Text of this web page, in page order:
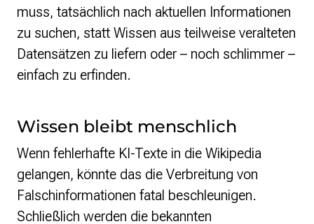
muss, tatsächlich nach aktuellen Informationen
zu suchen, statt Wissen aus teilweise veralteten
Datensätzen zu liefern oder – noch schlimmer –
einfach zu erfinden.
Wissen bleibt menschlich
Wenn fehlerhafte KI-Texte in die Wikipedia
gelangen, könnte das die Verbreitung von
Falschinformationen fatal beschleunigen.
Schließlich werden die bekannten